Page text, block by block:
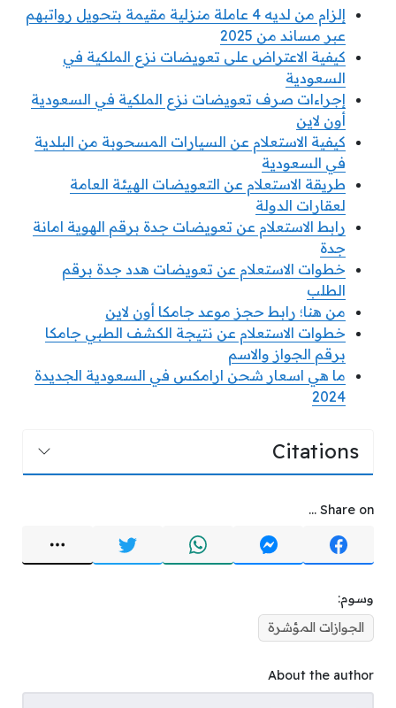
إلزام من لديه 4 عاملة منزلية مقيمة بتحويل رواتبهم
عبر مساند من 2025
كيفية الاعتراض على تعويضات نزع الملكية في
السعودية
إجراءات صرف تعويضات نزع الملكية في السعودية
أون لاين
كيفية الاستعلام عن السيارات المسحوبة من البلدية
في السعودية
طريقة الاستعلام عن التعويضات الهيئة العامة
لعقارات الدولة
رابط الاستعلام عن تعويضات جدة برقم الهوية امانة
جدة
خطوات الاستعلام عن تعويضات هدد جدة برقم
الطلب
من هنا؛ رابط حجز موعد جامكا أون لاين
خطوات الاستعلام عن نتيجة الكشف الطبي جامكا
برقم الجواز والاسم
ما هي اسعار شحن ارامكس في السعودية الجديدة
2024
Citations
Share on ...
وسوم:
الجوازات المؤشرة
About the author